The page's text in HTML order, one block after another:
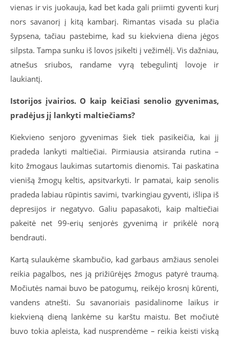
vienas ir vis juokauja, kad bet kada gali priimti gyventi kurį
nors savanorį į kitą kambarį. Rimantas visada su plačia
šypsena, tačiau pastebime, kad su kiekviena diena jėgos
silpsta. Tampa sunku iš lovos įsikelti į vežimėlį. Vis dažniau,
atnešus sriubos, randame vyrą tebegulintį lovoje ir
laukiantį.
Istorijos įvairios. O kaip keičiasi senolio gyvenimas,
pradėjus jį lankyti maltiečiams?
Kiekvieno senjoro gyvenimas šiek tiek pasikeičia, kai jį
pradeda lankyti maltiečiai. Pirmiausia atsiranda rutina –
kito žmogaus laukimas sutartomis dienomis. Tai paskatina
vienišą žmogų keltis, apsitvarkyti. Ir pamatai, kaip senolis
pradeda labiau rūpintis savimi, tvarkingiau gyventi, išlipa iš
depresijos ir negatyvo. Galiu papasakoti, kaip maltiečiai
pakeitė net 99-erių senjorės gyvenimą ir prikėlė norą
bendrauti.
Kartą sulaukėme skambučio, kad garbaus amžiaus senolei
reikia pagalbos, nes ją prižiūrėjęs žmogus patyrė traumą.
Močiutės namai buvo be patogumų, reikėjo krosnį kūrenti,
vandens atnešti. Su savanoriais pasidalinome laikus ir
kiekvieną dieną lankėme su karštu maistu. Bet močiutė
buvo tokia apleista, kad nusprendėme – reikia keisti viską